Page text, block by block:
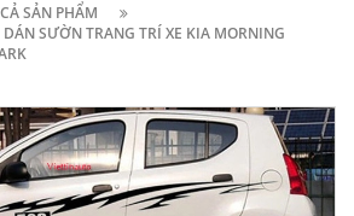
SẢN PHẨM
SƯỜN TRANG TRÍ XE KIA MORNING